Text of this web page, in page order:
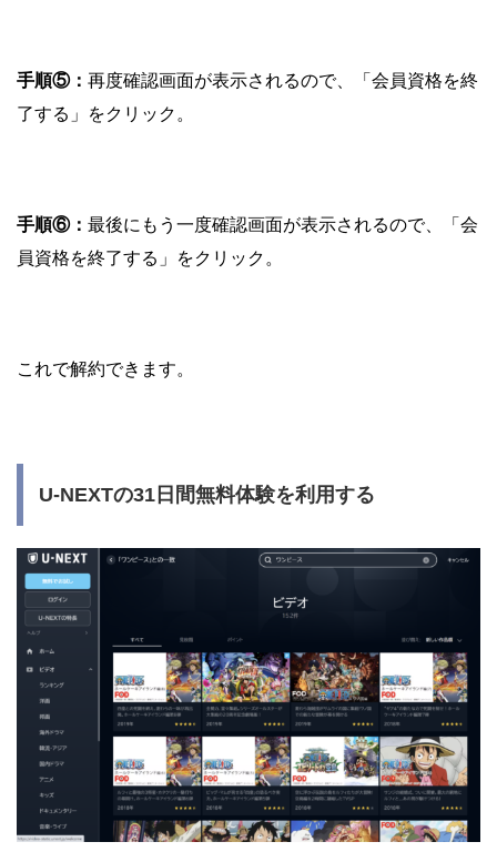
手順⑤： 再度確認画面が表示されるので、「会員資格を終
了する」をクリック。
手順⑥： 最後にもう一度確認画面が表示されるので、「会
員資格を終了する」をクリック。
これで解約できます。
U-NEXTの31日間無料体験を利用する